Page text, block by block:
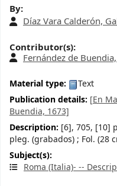
By:
Díaz Vara Calderón,
Contributor(s):
Fernández de Buendia,
Material type:
Text
Publication details: [En
Buendia,1673]
Description: [6], 705, [10]
pleg. (grabados) ; Fol. (28
Subject(s):
Roma (Italia)- --